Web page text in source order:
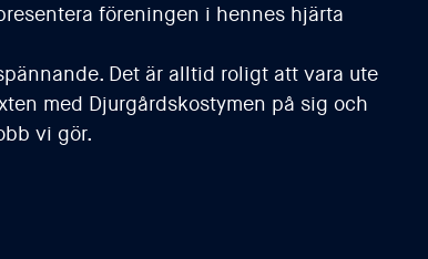
föreningen i hennes hjärta
Det är alltid roligt att vara ute
med Djurgårdskostymen på sig och
vi gör.